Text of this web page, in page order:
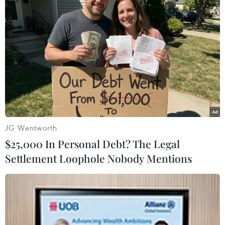
huyện; 5 trung tâm y tế có giường bệnh, thực
hiện cả công tác khám, chữa bệnh và y tế dự
phòng; 224 trạm y tế xã, phường, thị trấn cùng
với hệ thống y tế tư nhân khá phát triển./.
(TTXVN/Vietnam+)
JG Wentworth
$25,000 In Personal Debt? The Legal
Settlement Loophole Nobody Mentions